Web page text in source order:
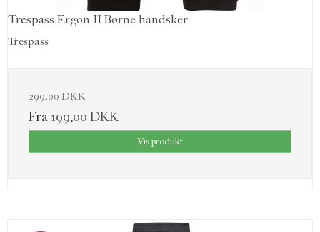
Trespass Ergon II Børne handsker
Trespass
299,00 DKK
Fra 199,00 DKK
Vis produkt